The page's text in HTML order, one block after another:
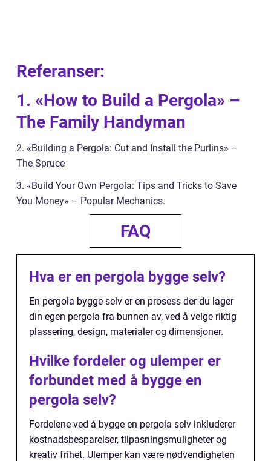
Referanser:
1. «How to Build a Pergola» –
The Family Handyman
2. «Building a Pergola: Cut and Install the Purlins» –
The Spruce
3. «Build Your Own Pergola: Tips and Tricks to Save
You Money» – Popular Mechanics.
FAQ
Hva er en pergola bygge selv?
En pergola bygge selv er en prosess der du lager
din egen pergola fra bunnen av, ved å velge riktig
plassering, design, materialer og dimensjoner.
Hvilke fordeler og ulemper er
forbundet med å bygge en
pergola selv?
Fordelene ved å bygge en pergola selv inkluderer
kostnadsbesparelser, tilpasningsmuligheter og
kreativ frihet. Ulemper kan være nødvendigheten